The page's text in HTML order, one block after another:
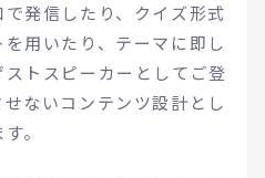
発信したり、クイズ形式
用いたり、テーマに即し
トスピーカーとしてご登
ないコンテンツ設計とし
。